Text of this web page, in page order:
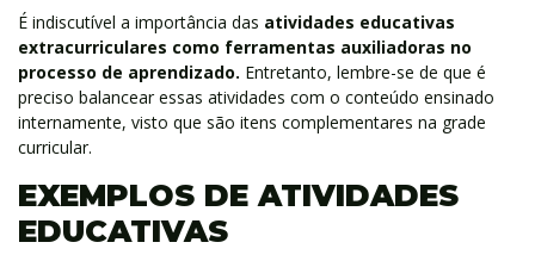
É indiscutível a importância das atividades educativas
extracurriculares como ferramentas auxiliadoras no
processo de aprendizado. Entretanto, lembre-se de que é
preciso balancear essas atividades com o conteúdo ensinado
internamente, visto que são itens complementares na grade
curricular.
EXEMPLOS DE ATIVIDADES
EDUCATIVAS